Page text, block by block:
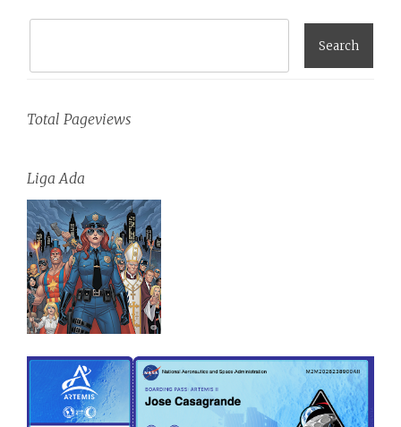
Total Pageviews
Liga Ada